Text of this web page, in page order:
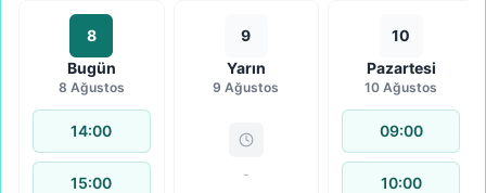
8
Bugün
8 Ağustos
14:00
15:00
9
Yarın
9 Ağustos
-
10
Pazartesi
10 Ağustos
09:00
10:00